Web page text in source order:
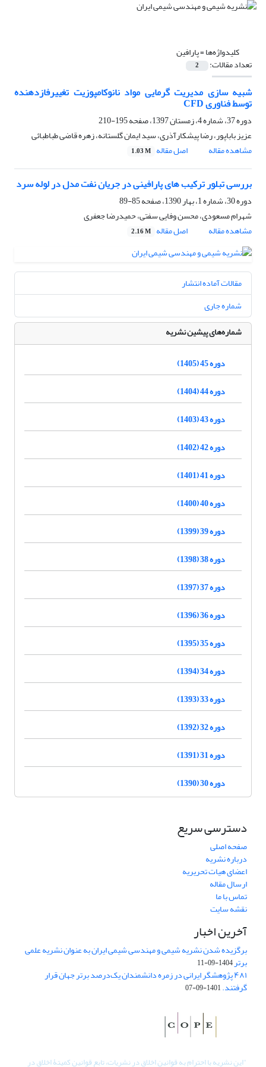
کلیدواژه‌ها =پارافین
تعداد مقالات: 2
شبیه سازی مدیریت گرمایی مواد نانوکامپوزیت تغییرفازدهنده
توسط فناوری CFD
دوره 37، شماره 4، زمستان 1397، صفحه
195-210
عزیز باباپور، رضا پیشکارآذری، سید ایمان گلستانه، زهره قاضی طباطبائی
مشاهده مقاله
اصل مقاله 1.03 M
بررسی تبلور ترکیب های پارافینی در جریان نفت مدل در لوله سرد
دوره 30، شماره 1، بهار 1390، صفحه
85-89
شهرام مسعودی، محسن وفایی سفتی، حمیدرضا جعفری
مشاهده مقاله
اصل مقاله 2.16 M
مقالات آماده انتشار
شماره جاری
شماره‌های پیشین نشریه
دوره 45 (1405)
دوره 44 (1404)
دوره 43 (1403)
دوره 42 (1402)
دوره 41 (1401)
دوره 40 (1400)
دوره 39 (1399)
دوره 38 (1398)
دوره 37 (1397)
دوره 36 (1396)
دوره 35 (1395)
دوره 34 (1394)
دوره 33 (1393)
دوره 32 (1392)
دوره 31 (1391)
دوره 30 (1390)
دسترسی سریع
صفحه اصلی
درباره نشریه
اعضای هیات تحریریه
ارسال مقاله
تماس با ما
نقشه سایت
آخرین اخبار
برگزیده شدن نشریه شیمی و مهندسی شیمی ایران به عنوان نشریه علمی
برتر1404-09-11
۴۸۱ پژوهشگر ایرانی در زمره دانشمندان یک‌درصد برتر جهان قرار
گرفتند.1401-09-07
"این نشریه با احترام به قوانین اخلاق در نشریات، تابع قوانین کمیتۀ اخلاق در